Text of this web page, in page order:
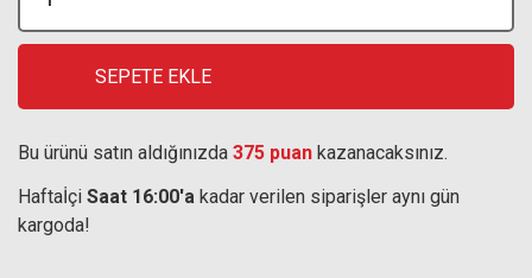
SEPETE EKLE
Bu ürünü satın aldığınızda 375 puan kazanacaksınız.
Haftaİçi Saat 16:00'a kadar verilen siparişler aynı gün
kargoda!